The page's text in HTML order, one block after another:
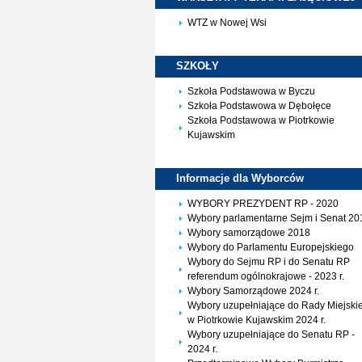
WTZ w Nowej Wsi
SZKOŁY
Szkoła Podstawowa w Byczu
Szkoła Podstawowa w Dębołęce
Szkoła Podstawowa w Piotrkowie
Kujawskim
Informacje dla Wyborców
WYBORY PREZYDENT RP - 2020
Wybory parlamentarne Sejm i Senat
Wybory samorządowe 2018
Wybory do Parlamentu Europejskiego
Wybory do Sejmu RP i do Senatu RP
referendum ogólnokrajowe - 2023 r.
Wybory Samorządowe 2024 r.
Wybory uzupełniające do Rady
w Piotrkowie Kujawskim 2024 r.
Wybory uzupełniające do Senatu RP -
2024 r.